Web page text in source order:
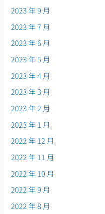
2023 年 9 月
2023 年 7 月
2023 年 6 月
2023 年 5 月
2023 年 4 月
2023 年 3 月
2023 年 2 月
2023 年 1 月
2022 年 12 月
2022 年 11 月
2022 年 10 月
2022 年 9 月
2022 年 8 月